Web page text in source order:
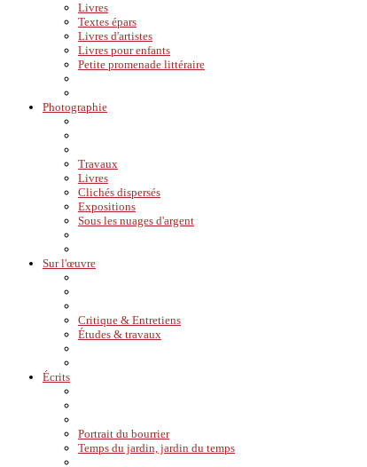
Livres
Textes épars
Livres d'artistes
Livres pour enfants
Petite promenade littéraire
Photographie
Travaux
Livres
Clichés dispersés
Expositions
Sous les nuages d'argent
Sur l'œuvre
Critique & Entretiens
Études & travaux
Écrits
Portrait du bourrier
Temps du jardin, jardin du temps